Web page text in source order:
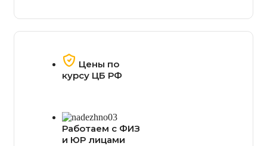
Цены по
курсу ЦБ РФ
Работаем с ФИЗ
и ЮР лицами